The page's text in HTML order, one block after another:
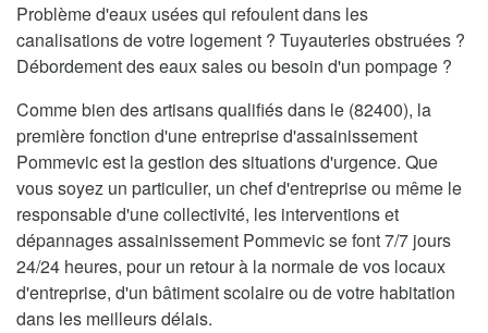
Problème d'eaux usées qui refoulent dans les
canalisations de votre logement ? Tuyauteries obstruées ?
Débordement des eaux sales ou besoin d'un pompage ?
Comme bien des artisans qualifiés dans le (82400), la
première fonction d'une entreprise d'assainissement
Pommevic est la gestion des situations d'urgence. Que
vous soyez un particulier, un chef d'entreprise ou même le
responsable d'une collectivité, les interventions et
dépannages assainissement Pommevic se font 7/7 jours
24/24 heures, pour un retour à la normale de vos locaux
d'entreprise, d'un bâtiment scolaire ou de votre habitation
dans les meilleurs délais.